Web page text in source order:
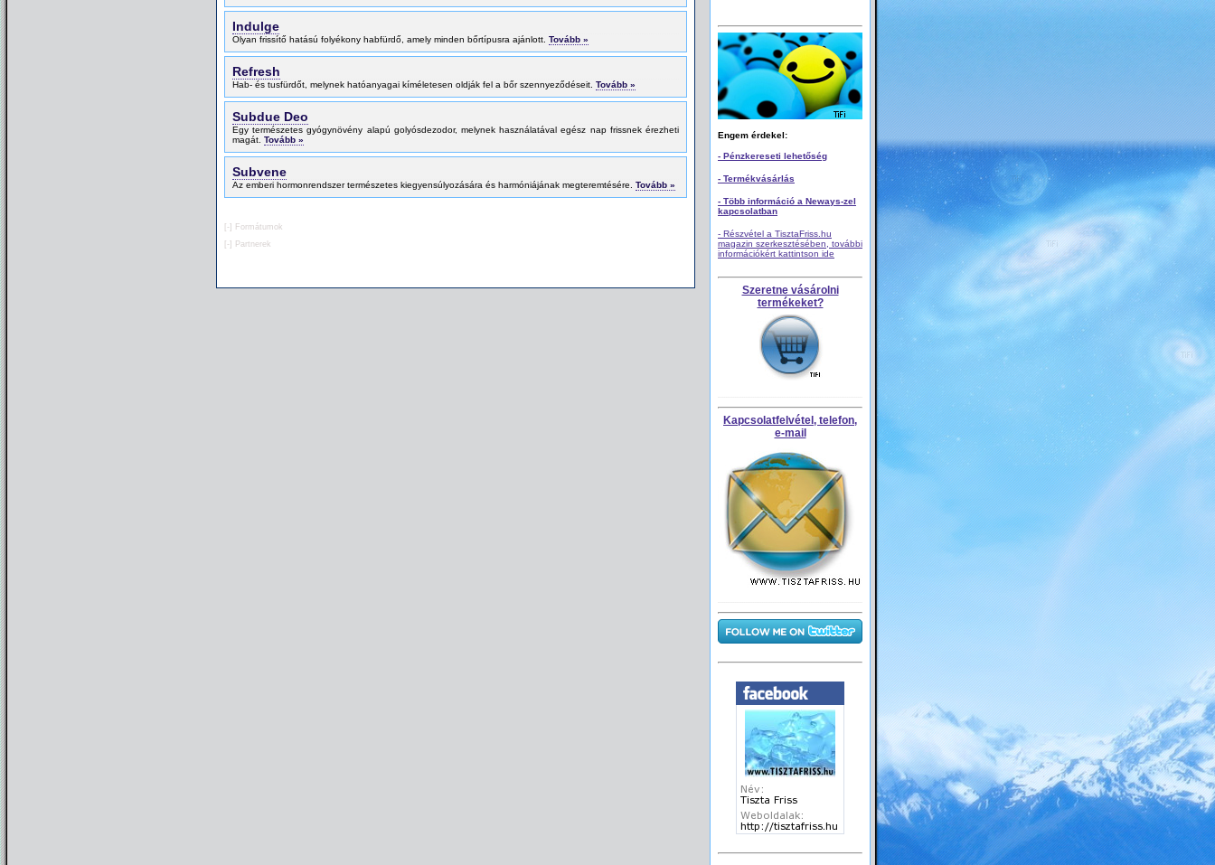
Indulge
Olyan frissítő hatású folyékony habfürdő, amely minden bőrtípusra ajánlott. Tovább »
Refresh
Hab- és tusfürdőt, melynek hatóanyagai kíméletesen oldják fel a bőr szennyeződéseit. Tovább »
Subdue Deo
Egy természetes gyógynövény alapú golyósdezodor, melynek használatával egész nap frissnek érezheti
magát. Tovább »
Subvene
Az emberi hormonrendszer természetes kiegyensúlyozására és harmóniájának megteremtésére. Tovább »
[-]
Formátumok
[-]
Partnerek
Engem érdekel:
- Pénzkereseti lehetőség
- Termékvásárlás
- Több információ a Neways-zel
kapcsolatban
- Részvétel a TisztaFriss.hu
magazin szerkesztésében, további
információkért kattintson ide
Szeretne vásárolni
termékeket?
Kapcsolatfelvétel, telefon,
e-mail